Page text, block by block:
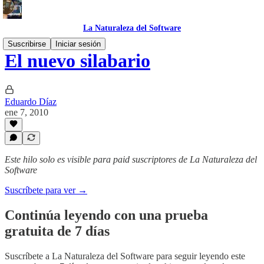
La Naturaleza del Software
Suscribirse
Iniciar sesión
El nuevo silabario
Eduardo Díaz
ene 7, 2010
Este hilo solo es visible para paid suscriptores de La Naturaleza del
Software
Suscríbete para ver →
Continúa leyendo con una prueba
gratuita de 7 días
Suscríbete a La Naturaleza del Software para seguir leyendo este